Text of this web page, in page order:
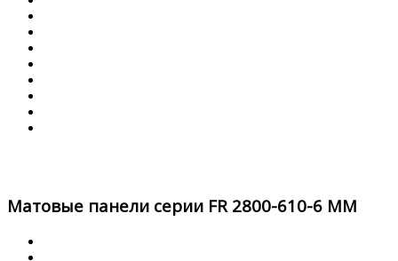
Матовые панели серии FR 2800-610-6 ММ